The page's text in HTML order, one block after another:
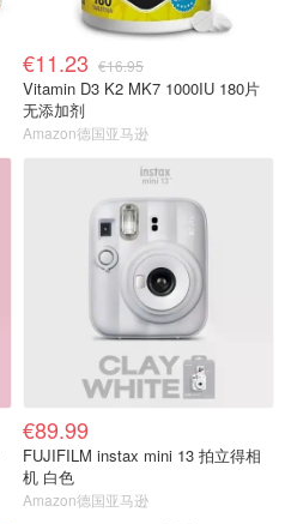
€11.23 €16.95
Vitamin D3 K2 MK7 1000IU 180片
无添加剂
Amazon德国亚马逊
€89.99
FUJIFILM instax mini 13 拍立得相
机 白色
Amazon德国亚马逊